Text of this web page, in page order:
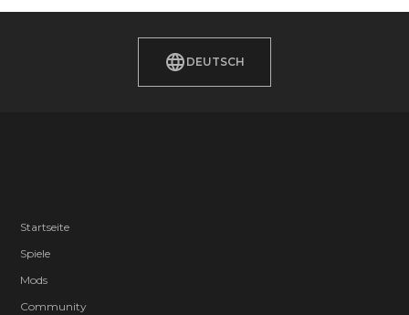
DEUTSCH
Startseite
Spiele
Mods
Community